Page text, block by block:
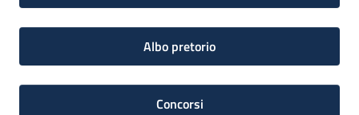
Albo pretorio
Concorsi